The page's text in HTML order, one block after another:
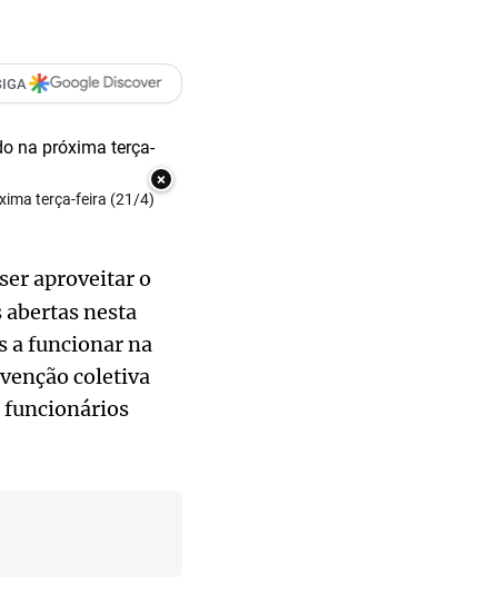
×
terça-feira (21/4)
aproveitar o
nesta
a funcionar na
coletiva
funcionários